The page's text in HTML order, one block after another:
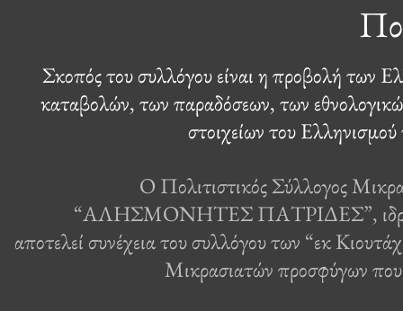
Σκοπός του συλλόγου είναι η προβολή των
καταβολών, των παραδόσεων, των
στοιχείων του
Ο Πολιτιστικός Σύλλογος
“ΑΛΗΣΜΟΝΗΤΕΣ ΠΑΤΡΙΔΕΣ”,
αποτελεί συνέχεια του συλλόγου των “εκ
Μικρασιατών προσφύγων